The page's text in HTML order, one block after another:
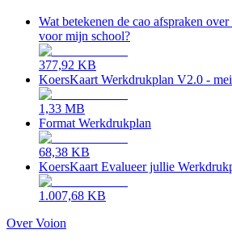
Wat betekenen de cao afspraken
voor mijn school?
377,92 KB
KoersKaart Werkdrukplan V2.0 -
1,33 MB
Format Werkdrukplan
68,38 KB
KoersKaart Evalueer jullie
1.007,68 KB
Over Voion